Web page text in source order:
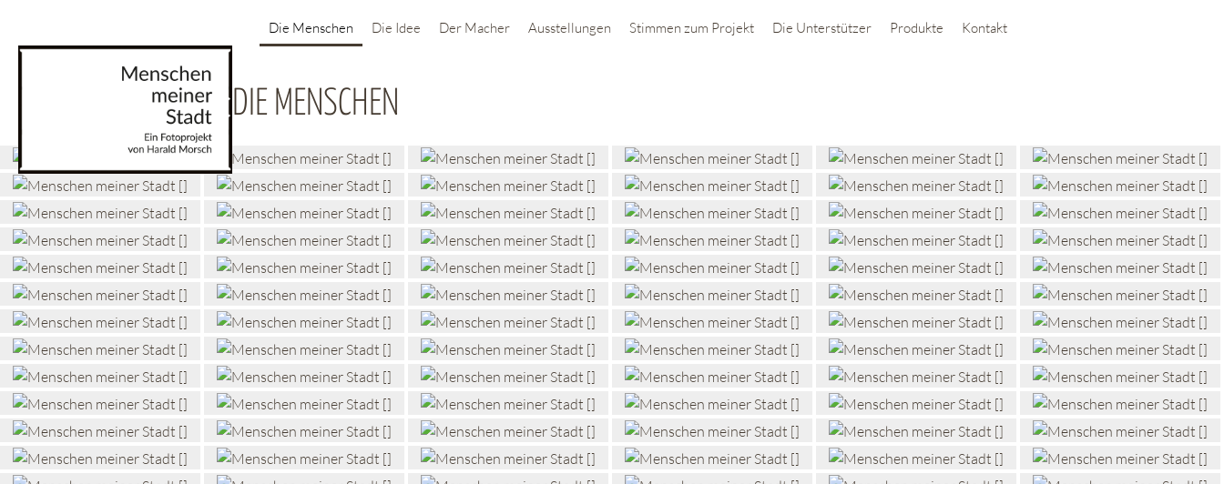
Die Menschen Die Idee Der Macher Ausstellungen Stimmen zum Projekt Die Unterstützer Produkte Kontakt
DIE MENSCHEN